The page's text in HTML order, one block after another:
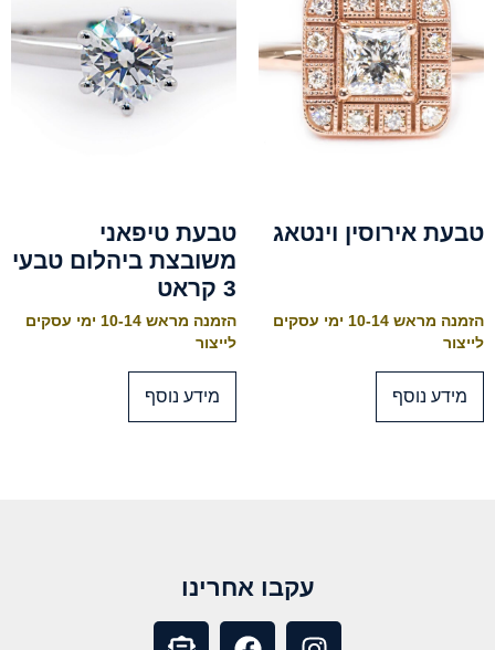
טבעת אירוסין וינטאג
הזמנה מראש 10-14 ימי עסקים
לייצור
מידע נוסף
טבעת טיפאני
משובצת ביהלום טבעי
3 קראט
הזמנה מראש 10-14 ימי עסקים
לייצור
מידע נוסף
עקבו אחרינו